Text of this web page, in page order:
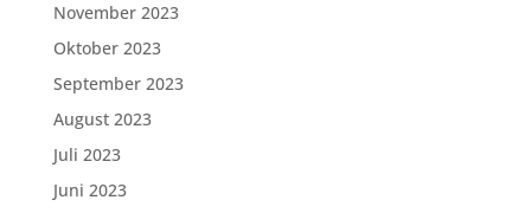
November 2023
Oktober 2023
September 2023
August 2023
Juli 2023
Juni 2023